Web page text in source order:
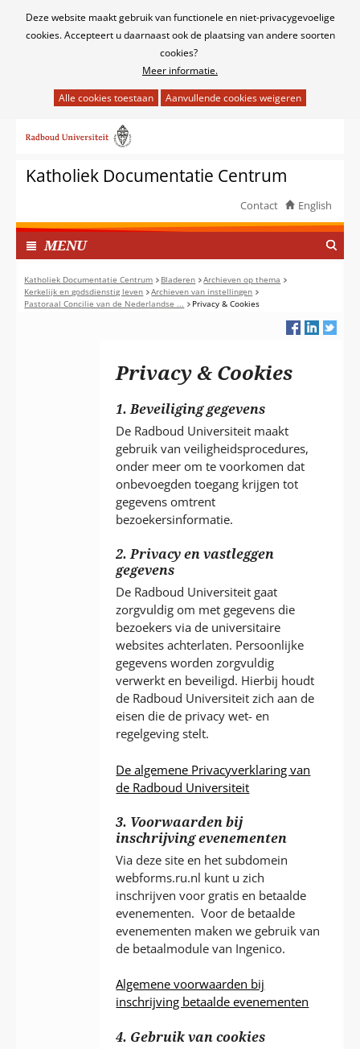
Cookies
Deze website maakt gebruik van functionele en niet-privacygevoelige
cookies. Accepteert u daarnaast ook de plaatsing van andere soorten
cookies?
Meer informatie.
het
van
cookies
deze
website
worden
toegestaan
of
geweigerd.
naar
inhoudKatholiek Documentatie Centrum
Contact English
MENUI
N
G
E
K
Katholiek Documentatie Centrum Bladeren
Archieven op thema
Kerkelijk en godsdienstig leven
Archieven van instellingen
Pastoraal Concilie van de Nederlandse ...
Privacy & Cookies
Privacy & Cookies
1. Beveiliging gegevens
De Radboud Universiteit maakt
gebruik van veiligheidsprocedures,
onder meer om te voorkomen dat
onbevoegden toegang krijgen tot
gegevens omtrent
bezoekersinformatie.
2. Privacy en vastleggen
gegevens
De Radboud Universiteit gaat
zorgvuldig om met gegevens die
bezoekers via de universitaire
websites achterlaten. Persoonlijke
gegevens worden zorgvuldig
verwerkt en beveiligd. Hierbij houdt
de Radboud Universiteit zich aan de
eisen die de privacy wet- en
regelgeving stelt.
De algemene Privacyverklaring van
de Radboud Universiteit
3. Voorwaarden bij
inschrijving evenementen
Via deze site en het subdomein
webforms.ru.nl kunt u zich
inschrijven voor gratis en betaalde
evenementen. Voor de betaalde
evenementen maken we gebruik van
de betaalmodule van Ingenico.
Algemene voorwaarden bij
inschrijving betaalde evenementen
4. Gebruik van cookies